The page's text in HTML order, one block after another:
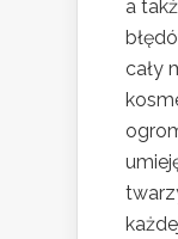
a
cały